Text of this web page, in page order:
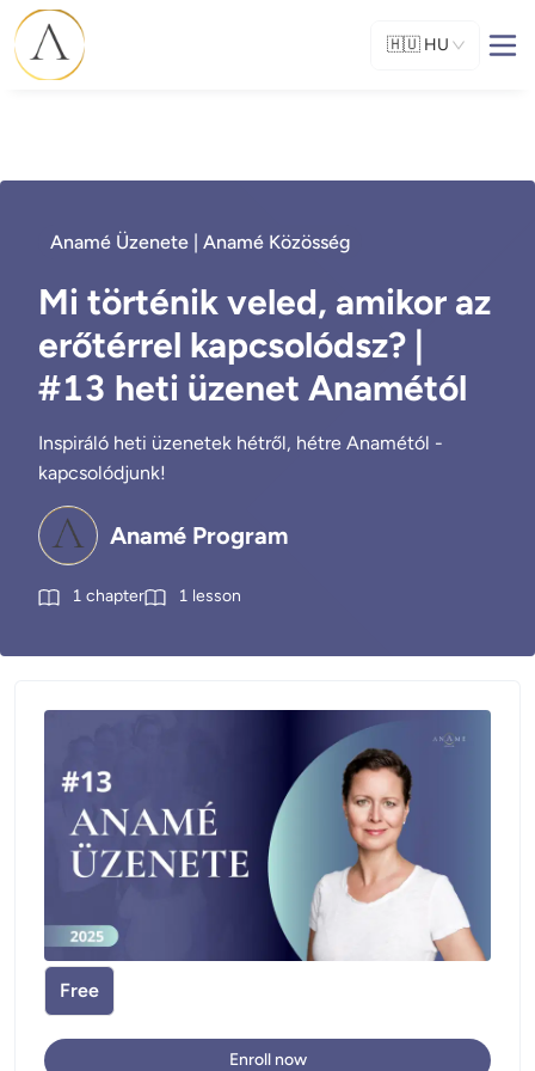
🇭🇺 HU
Anamé Üzenete | Anamé Közösség
Mi történik veled, amikor az
erőtérrel kapcsolódsz? |
#13 heti üzenet Anamétól
Inspiráló heti üzenetek hétről, hétre Anamétól -
kapcsolódjunk!
Anamé Program
1 chapter 1 lesson
Free
Enroll now